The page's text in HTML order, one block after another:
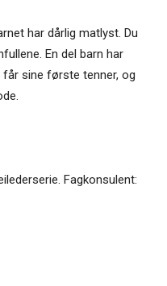
har dårlig matlyst. Du
En del barn har
sine første tenner, og
Fagkonsulent: